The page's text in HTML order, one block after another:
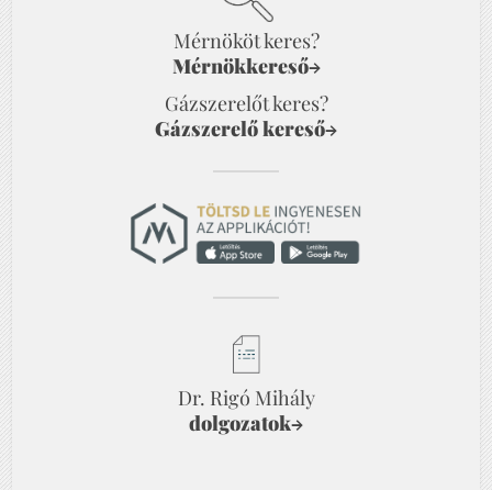
Mérnököt keres?
Mérnökkereső→
Gázszerelőt keres?
Gázszerelő kereső→
Dr. Rigó Mihály
dolgozatok→